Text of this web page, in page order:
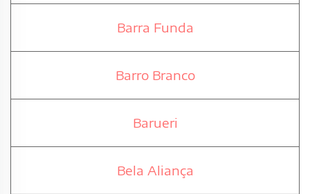
Barra Funda
Barro Branco
Barueri
Bela Aliança